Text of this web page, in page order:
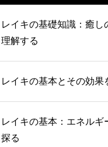
レイキの基礎知識：癒し
理解する
レイキの基本とその効果
レイキの基本：エネルギ
探る